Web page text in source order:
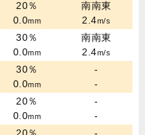
20％
0.0mm
南南東
2.4m/s
30％
0.0mm
南南東
2.4m/s
30％
0.0mm
-
-
20％
0.0mm
-
-